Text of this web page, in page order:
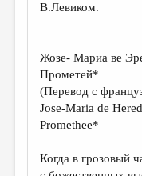
В.Левиком.
Жозе- Мариа ве
Прометей*
(Перевод с
Jose-Maria de
Promethee*
Когда в грозовый